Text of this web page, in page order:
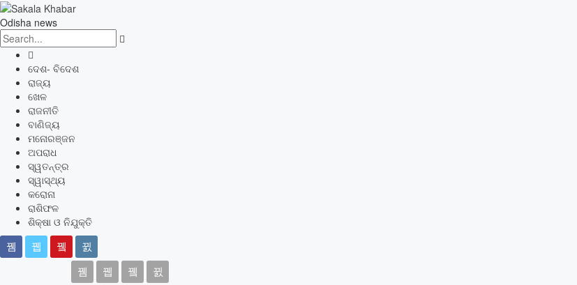
Odisha news
ଦେଶ- ବିଦେଶ
ରାଜ୍ୟ
ଖେଳ
ରାଜନୀତି
ବାଣିଜ୍ୟ
ମନୋରଞ୍ଜନ
ଅପରାଧ
ସ୍ୱତନ୍ତ୍ର
ସ୍ୱାସ୍ଥ୍ୟ
କରୋନା
ରାଶିଫଳ
ଶିକ୍ଷା ଓ ନିଯୁକ୍ତି